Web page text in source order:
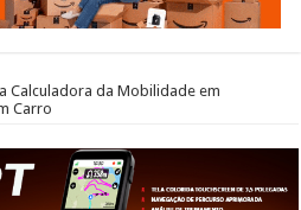
Calculadora da Mobilidade em
Carro